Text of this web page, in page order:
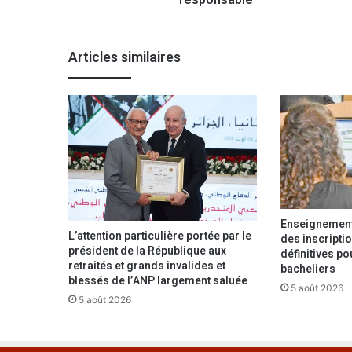
d
e
l
a
v
i
s
i
o
n
P
r
é
Articles similaires
L’attention particulière portée par le
président de la République aux
retraités et grands invalides et
blessés de l’ANP largement saluée
5 août 2026
des
définitives
bacheliers
5 août 2026